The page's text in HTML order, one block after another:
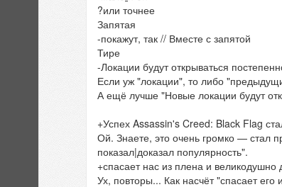
?или точнее
Запятая
-покажут, так // Вместе с запятой
Тире
-Локации будут открываться
Если уж "локации", то либо
А ещё лучше "Новые локации будут
+Успех Assassin's Creed: Black Flag
Ой. Знаете, это очень громко — стал
показал|доказал популярность".
+спасает нас из плена и
Ух, повторы... Как насчёт "спасает